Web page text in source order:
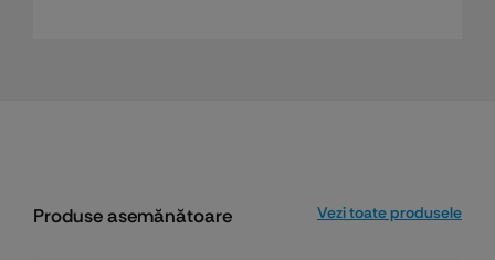
Produse asemănătoare Vezi toate produsele